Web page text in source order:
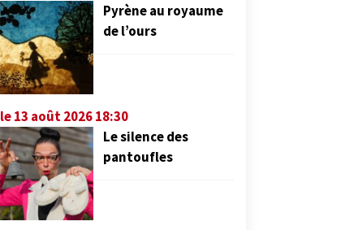
Pyrène au royaume
de l’ours
le 13 août 2026 18:30
Le silence des
pantoufles